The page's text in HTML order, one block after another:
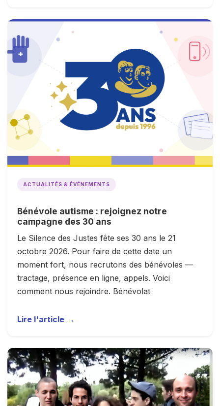
ACTUALITÉS & ÉVÉNEMENTS
Bénévole autisme : rejoignez notre
campagne des 30 ans
Le Silence des Justes fête ses 30 ans le 21
octobre 2026. Pour faire de cette date un
moment fort, nous recrutons des bénévoles —
tractage, présence en ligne, appels. Voici
comment nous rejoindre. Bénévolat
Lire l'article →